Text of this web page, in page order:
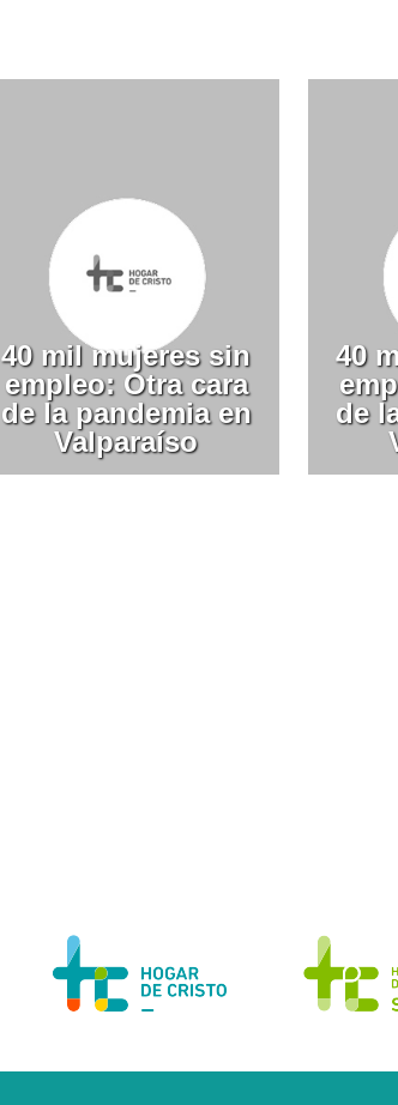
40 mil mujeres sin
empleo: Otra cara
de la pandemia en
Valparaíso
40
de